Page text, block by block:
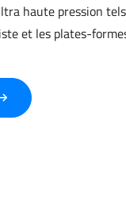
haute pression
et les plates-